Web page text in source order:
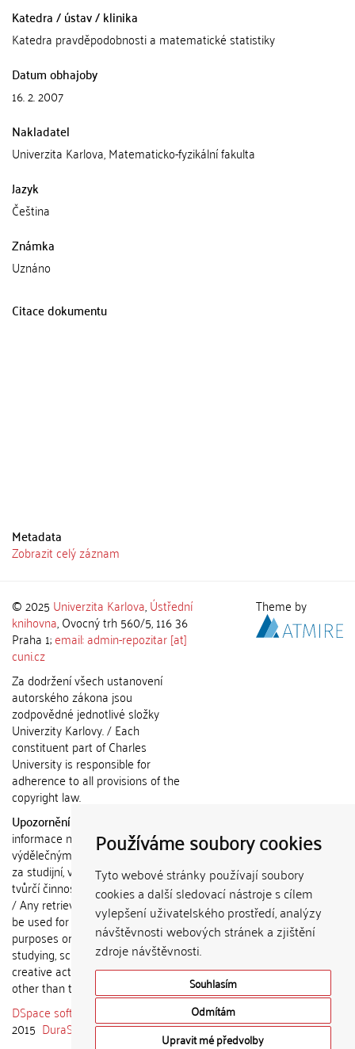
Používáme soubory cookies
Tyto webové stránky používají soubory
cookies a další sledovací nástroje s cílem
vylepšení uživatelského prostředí, analýzy
návštěvnosti webových stránek a zjištění
zdroje návštěvnosti.
Souhlasím
Odmítám
Upravit mé předvolby
Katedra / ústav / klinika
Katedra pravděpodobnosti a matematické statistiky
Datum obhajoby
16. 2. 2007
Nakladatel
Univerzita Karlova, Matematicko-fyzikální fakulta
Jazyk
Čeština
Známka
Uznáno
Citace dokumentu
Metadata
Zobrazit celý záznam
© 2025 Univerzita Karlova,Ústřední
knihovna, Ovocný trh 560/5, 116 36
Praha 1;email: admin-repozitar [at]
cuni.cz
Za dodržení všech ustanovení
autorského zákona jsou
zodpovědné jednotlivé složky
Univerzity Karlovy. / Each
constituent part of Charles
University is responsible for
adherence to all provisions of the
copyright law.
Upozornění / Notice:
informace nemohou být použity k
výdělečným účelům nebo vydávány
za studijní, vědeckou nebo jinou
tvůrčí činnost jiné osoby než autora.
/ Any retrieved information shall not
be used for any commercial
purposes or claimed as results of
studying, scientific or any other
creative activities of any person
other than the author.
DSpace software
copyright © 2002-
2015 DuraSpace
Theme by